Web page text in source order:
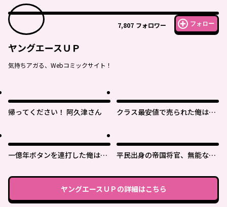
7,807 フォロワー フォロー
ヤングエースＵＰ
気持ちアガる、Webコミックサイト！
帰ってください！ 阿久津さん
クラス最安値で売られた俺は、
一億年ボタンを連打した俺は、
落第剣士の学院無双～
平民出身の帝国将官、無能な貴
ヤングエースＵＰ の詳細はこちら